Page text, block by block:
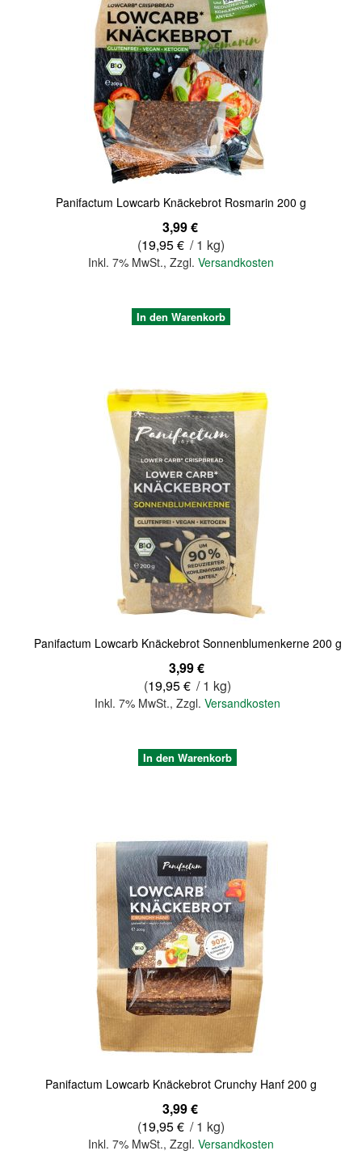
Panifactum Lowcarb Knäckebrot Rosmarin 200 g
3,99 €
(19,95 € / 1 kg)
Inkl. 7% MwSt., Zzgl. Versandkosten
In den Warenkorb
Panifactum Lowcarb Knäckebrot Sonnenblumenkerne 200 g
3,99 €
(19,95 € / 1 kg)
Inkl. 7% MwSt.,Zzgl.Versandkosten
In den Warenkorb
Panifactum Lowcarb Knäckebrot Crunchy Hanf 200 g
3,99 €
(19,95 € / 1 kg)
Inkl. 7% MwSt., Zzgl. Versandkosten